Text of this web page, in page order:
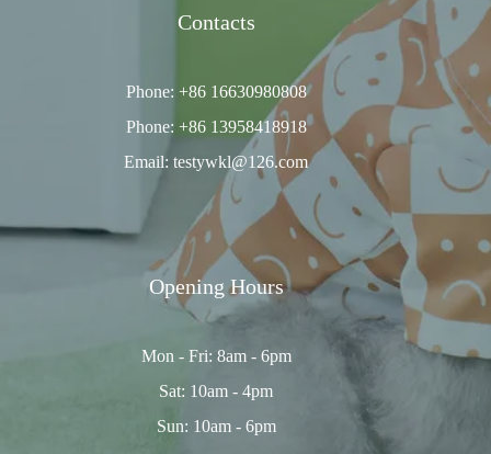
Contacts
Phone: +86 16630980808
Phone: +86 13958418918
Email: testywkl@126.com
Opening Hours
Mon - Fri: 8am - 6pm
Sat: 10am - 4pm
Sun: 10am - 6pm